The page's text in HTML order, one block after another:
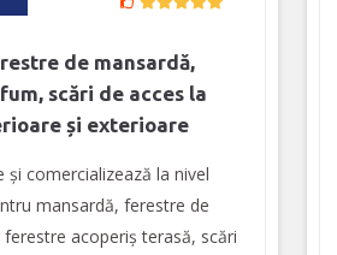
de mansardă,
scări de acces la
și exterioare
şi comercializează la nivel
mansardă, ferestre de
acoperiş terasă, scări